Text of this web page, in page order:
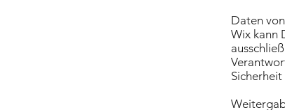
Daten
Wix kann